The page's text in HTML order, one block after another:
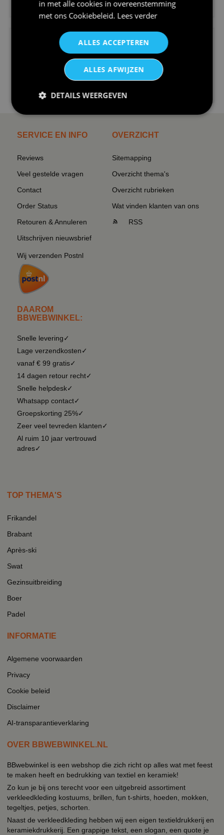
V-hals shirt rood wit blauw st...
€24,95
I love korfbal t-shirt sport s...
SERVICE EN INFO
Reviews
Veel gestelde vragen
Contact
Order Status
Retouren & Annuleren
Uitschrijven nieuwsbrief
Wij verzenden Postnl
DAAROM
BBWEBWINKEL:
Snelle levering✓
Lage verzendkosten✓
vanaf € 99 gratis✓
14 dagen retour recht✓
Snelle helpdesk✓
Whatsapp contact✓
Groepskorting 25%✓
Zeer veel tevreden klanten✓
Al ruim 10 jaar vertrouwd
adres✓
OVERZICHT
Sitemapping
Overzicht thema's
Overzicht rubrieken
Wat vinden klanten van ons
RSS
TOP THEMA'S
Frikandel
Brabant
Après-ski
Swat
Gezinsuitbreiding
Boer
Padel
INFORMATIE
Algemene voorwaarden
Privacy
Cookie beleid
Disclaimer
AI-transparantieverklaring
OVER BBWEBWINKEL.NL
BBwebwinkel is een webshop die zich richt op alles wat met feest
te maken heeft en bedrukking van textiel en keramiek!
Zo kun je bij ons terecht voor een uitgebreid assortiment
verkleedkleding kostuums, brillen, fun t-shirts, hoeden, mokken,
tegeltjes, petjes, schorten.
Naast de verkleedkleding hebben wij een eigen textieldrukkerij en
keramiekdrukkerij. Een grappige tekst, een slogan, een quote je
in met alle cookies in overeenstemming
met ons Cookiebeleid. Lees verder
ALLES ACCEPTEREN
ALLES AFWIJZEN
DETAILS WEERGEVEN